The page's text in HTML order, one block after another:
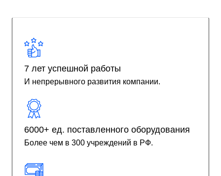
7 лет успешной работы
И непрерывного развития компании.
6000+ ед. поставленного оборудования
Более чем в 300 учреждений в РФ.